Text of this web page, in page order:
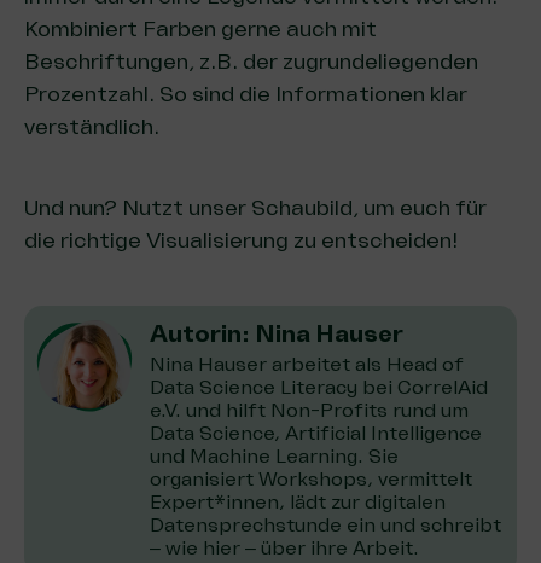
Kombiniert Farben gerne auch mit
Beschriftungen, z.B. der zugrundeliegenden
Prozentzahl. So sind die Informationen klar
verständlich.
Und nun? Nutzt unser Schaubild, um euch für
die richtige Visualisierung zu entscheiden!
Autorin: Nina Hauser
Nina Hauser arbeitet als Head of
Data Science Literacy bei CorrelAid
e.V. und hilft Non-Profits rund um
Data Science, Artificial Intelligence
und Machine Learning. Sie
organisiert Workshops, vermittelt
Expert*innen, lädt zur digitalen
Datensprechstunde ein und schreibt
– wie hier – über ihre Arbeit.